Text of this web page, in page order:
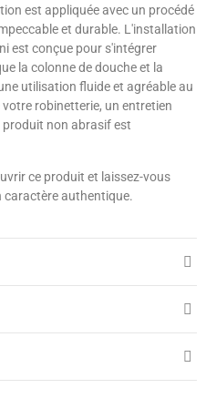
est appliquée avec un procédé
et durable. L'installation
est conçue pour s'intégrer
la colonne de douche et la
utilisation fluide et agréable au
robinetterie, un entretien
non abrasif est
ce produit et laissez-vous
caractère authentique.